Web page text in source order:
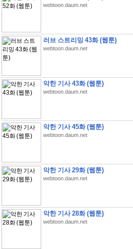
webtoon.daum.net
러브 스트리밍 43화 (웹툰)
webtoon.daum.net
악한 기사 43화 (웹툰)
webtoon.daum.net
악한 기사 45화 (웹툰)
webtoon.daum.net
악한 기사 29화 (웹툰)
webtoon.daum.net
악한 기사 28화 (웹툰)
webtoon.daum.net